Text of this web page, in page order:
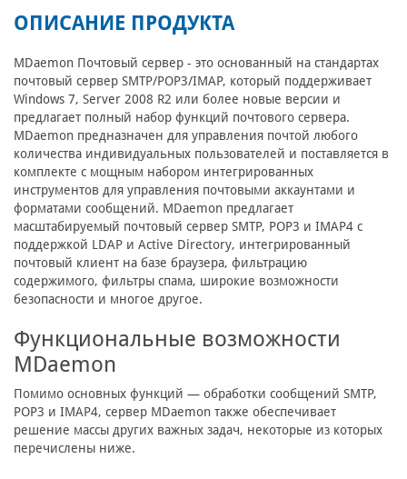
ОПИСАНИЕ ПРОДУКТА
MDaemon Почтовый сервер - это основанный на стандартах
почтовый сервер SMTP/POP3/IMAP, который поддерживает
Windows 7, Server 2008 R2 или более новые версии и
предлагает полный набор функций почтового сервера.
MDaemon предназначен для управления почтой любого
количества индивидуальных пользователей и поставляется в
комплекте с мощным набором интегрированных
инструментов для управления почтовыми аккаунтами и
форматами сообщений. MDaemon предлагает
масштабируемый почтовый сервер SMTP, POP3 и IMAP4 с
поддержкой LDAP и Active Directory, интегрированный
почтовый клиент на базе браузера, фильтрацию
содержимого, фильтры спама, широкие возможности
безопасности и многое другое.
Функциональные возможности
MDaemon
Помимо основных функций — обработки сообщений SMTP,
POP3 и IMAP4, сервер MDaemon также обеспечивает
решение массы других важных задач, некоторые из которых
перечислены ниже.